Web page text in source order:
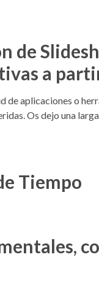
de
a
de aplicaciones o
Os dejo una
Tiempo